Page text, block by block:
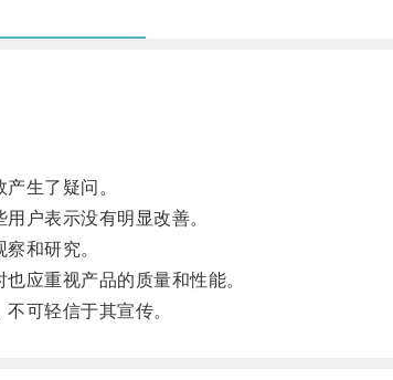
生了疑问。
户表示没有明显改善。
和研究。
应重视产品的质量和性能。
可轻信于其宣传。